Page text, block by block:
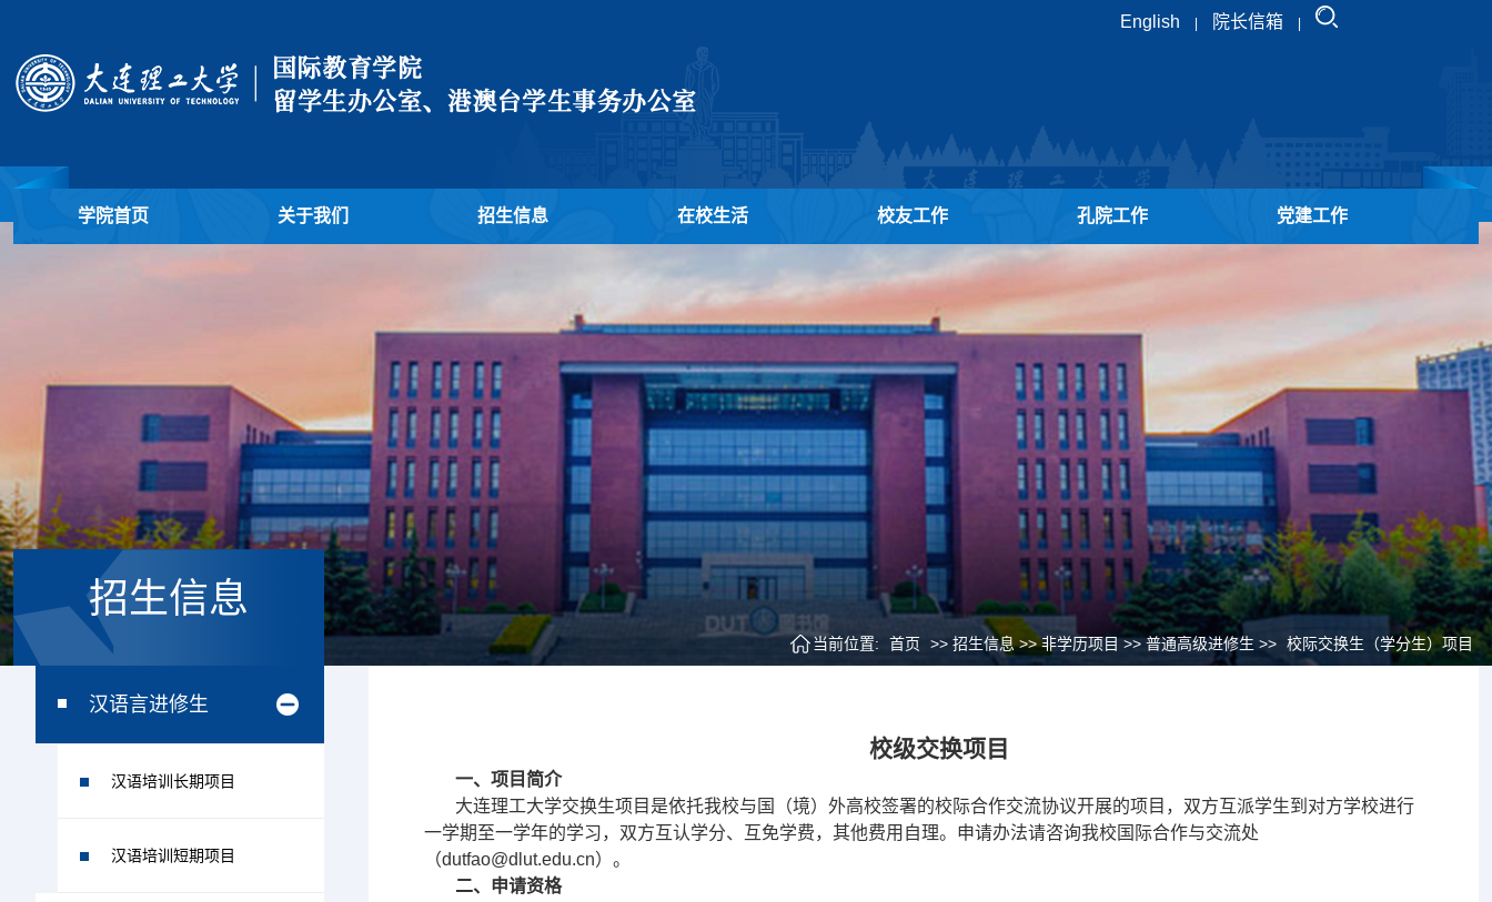
English 院长信箱
学院首页 关于我们 招生信息 在校生活 校友工作 孔院工作 党建工作
招生信息
汉语言进修生
汉语培训长期项目
汉语培训短期项目
当前位置: 首页 >> 招生信息 >> 非学历项目 >> 普通高级进修生 >> 校际交换生（学分生）项目
校级交换项目
一、项目简介
大连理工大学交换生项目是依托我校与国（境）外高校签署的校际合作交流协议开展的项目，双方互派学生到对方学校进行
一学期至一学年的学习，双方互认学分、互免学费，其他费用自理。申请办法请咨询我校国际合作与交流处
（dutfao@dlut.edu.cn）。
二、申请资格